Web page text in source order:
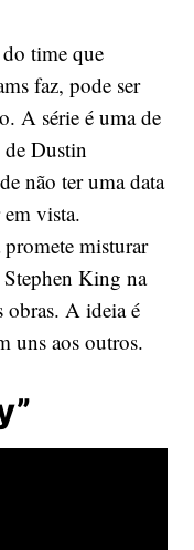
time que
faz, pode ser
A série é uma de
de Dustin
não ter uma data
em vista.
misturar
Stephen King na
obras. A ideia é
uns aos outros.